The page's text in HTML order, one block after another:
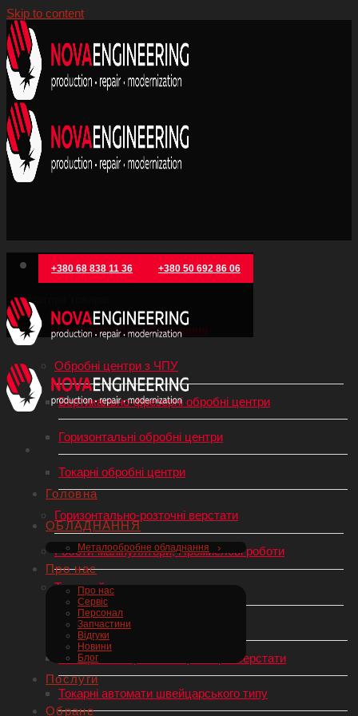
Skip to content
+380 68 838 11 36 +380 50 692 86 06
Головна
ОБЛАДНАННЯ
Металообробне обладнання
Про нас
Про нас
Сервіс
Персонал
Запчастини
Відгуки
Новини
Блог
Послуги
Обране
Категорії товарів
Металообробне обладнання
Обробні центри з ЧПУ
Вертикально-фрезерні обробні центри
Горизонтальні обробні центри
Токарні обробні центри
Горизонтально-розточні верстати
Роботи-маніпулятори, Промислові роботи
Токарний верстат по металу
Токарні верстати з ЧПУ
Універсальні (механічні) токарні верстати
Токарні автомати швейцарського типу